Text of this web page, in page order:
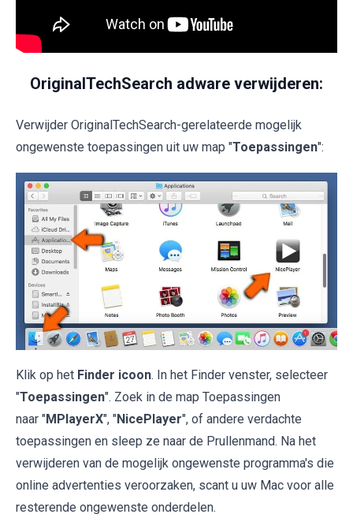
OriginalTechSearch adware verwijderen:
Verwijder OriginalTechSearch-gerelateerde mogelijk
ongewenste toepassingen uit uw map "Toepassingen":
Klik op het Finder icoon. In het Finder venster, selecteer
"Toepassingen". Zoek in de map Toepassingen
naar "MPlayerX", "NicePlayer", of andere verdachte
toepassingen en sleep ze naar de Prullenmand. Na het
verwijderen van de mogelijk ongewenste programma's die
online advertenties veroorzaken, scant u uw Mac voor alle
resterende ongewenste onderdelen.